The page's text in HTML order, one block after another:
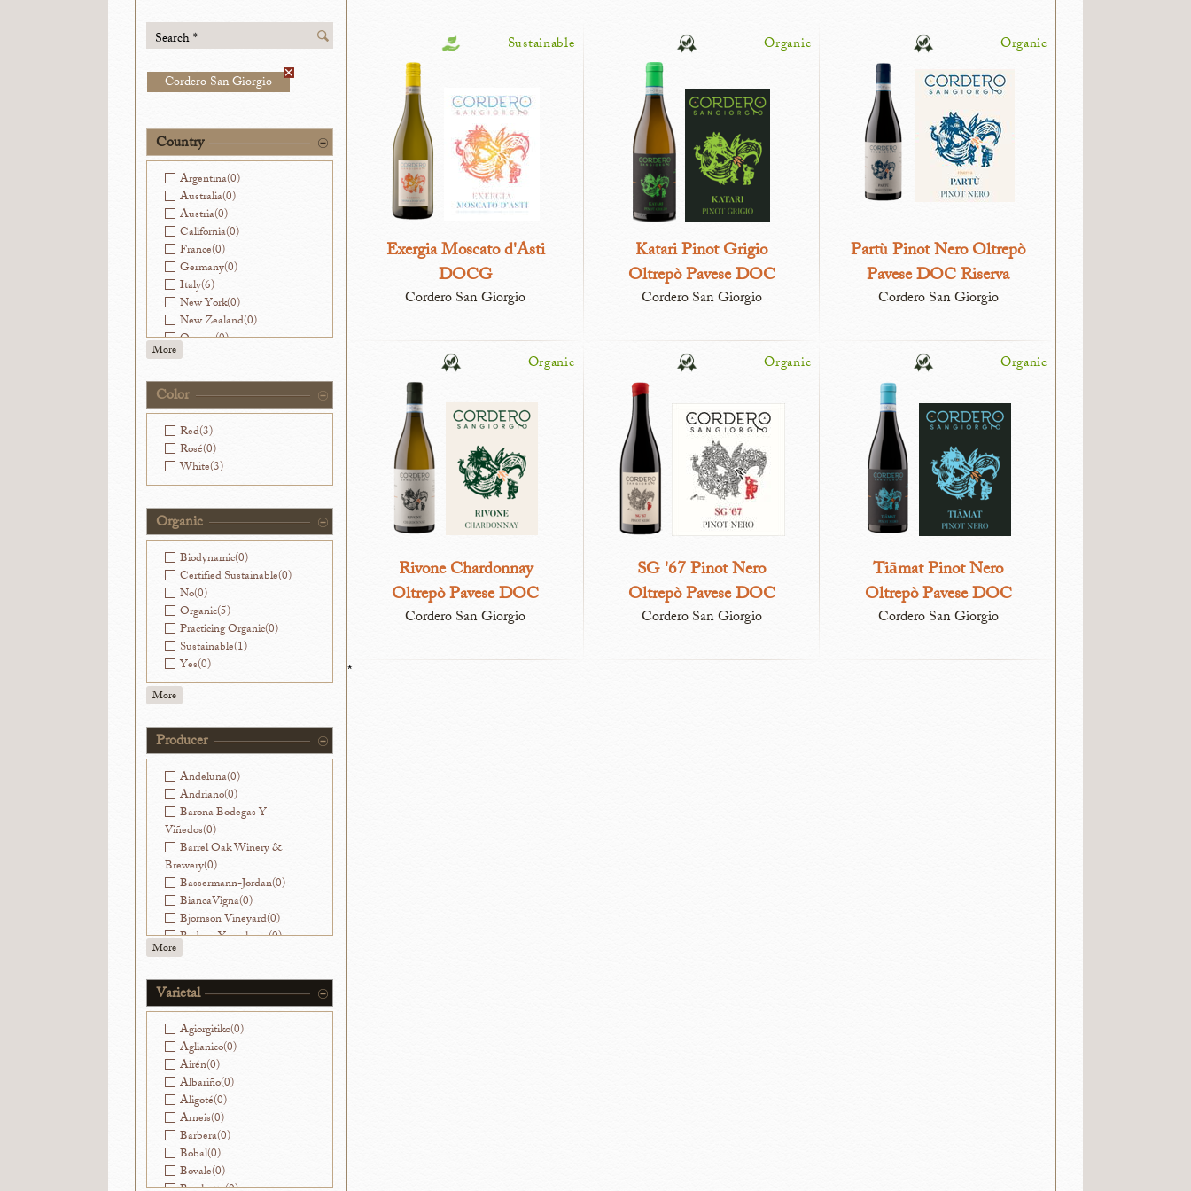
Search *
Cordero San Giorgio
Country
Argentina(0)
Australia(0)
Austria(0)
California(0)
France(0)
Germany(0)
Italy(6)
New York(0)
New Zealand(0)
Oregon(0)
Slovenia
Virginia(0)
Washington(0)
More
Color
Red(3)
Rosé(0)
White(3)
Organic
Biodynamic(0)
Certified Sustainable(0)
No(0)
Organic(5)
Practicing Organic(0)
Sustainable(1)
Yes(0)
More
Producer
Andeluna(0)
Andriano(0)
Barona Bodegas Y
Viñedos(0)
Barrel Oak Winery &
Brewery(0)
Bassermann-Jordan(0)
BiancaVigna(0)
Björnson Vineyard(0)
Bodega Yacochuya(0)
Bodegas Nekeas
Piscina(0)
Bouchon(0)
Ca' Viola(0)
Cantinae Clara C.
Cantine di Ora
Capranera(0)
Caroline Parent
Castello di Ama
Cesarini Sforza
Champagne Franck
Pascal(0)
Champagne Goutorbe-
More
Varietal
Agiorgitiko(0)
Aglianico(0)
Airén(0)
Albariño(0)
Aligoté(0)
Arneis(0)
Barbera(0)
Bobal(0)
Bovale(0)
Sustainable
Exergia Moscato d'Asti
DOCG
Cordero San Giorgio
Organic
Katari Pinot Grigio​
Oltrepò Pavese DOC​
Cordero San Giorgio
Organic
Partù Pinot Nero Oltrepò
Pavese DOC Riserva
Cordero San Giorgio
Organic
Rivone Chardonnay​
Oltrepò Pavese DOC​
Cordero San Giorgio
Organic
SG '67 Pinot Nero
Oltrepò Pavese DOC​
Cordero San Giorgio
Organic
Tiāmat Pinot Nero
Oltrepò Pavese DOC​
Cordero San Giorgio
*